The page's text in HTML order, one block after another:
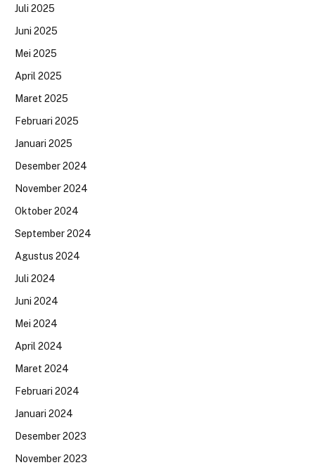
Juli 2025
Juni 2025
Mei 2025
April 2025
Maret 2025
Februari 2025
Januari 2025
Desember 2024
November 2024
Oktober 2024
September 2024
Agustus 2024
Juli 2024
Juni 2024
Mei 2024
April 2024
Maret 2024
Februari 2024
Januari 2024
Desember 2023
November 2023